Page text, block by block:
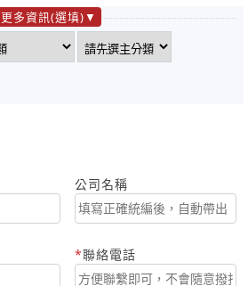
更多資訊(選填)
公司名稱
聯絡電話